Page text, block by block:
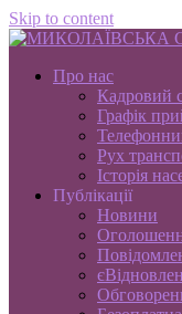
Skip to content
Про нас
Кадровий
Графік
Рух
Історія
Публікації
Новини